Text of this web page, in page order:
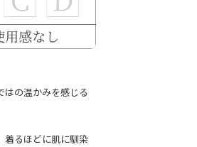
はの温かみを感じる
着るほどに肌に馴染